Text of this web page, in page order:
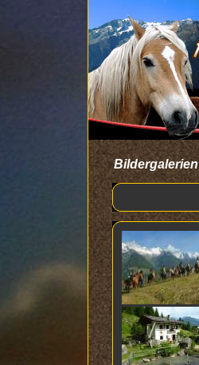
Bildergalerien